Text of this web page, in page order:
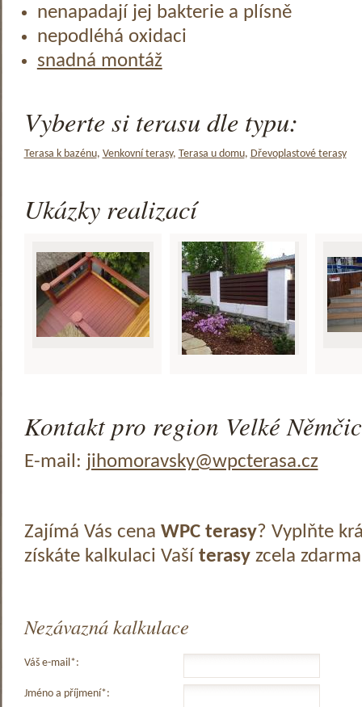
nenapadají jej bakterie a plísně
nepodléhá oxidaci
snadná montáž
Vyberte si terasu dle typu:
Terasa k bazénu, Venkovní terasy, Terasa u domu, Dřevoplastové terasy
Ukázky realizací
Kontakt pro region Velké
E-mail: jihomoravsky@wpcterasa.cz
Zajímá Vás cena WPC terasy? Vyplňte
získáte kalkulaci Vaší terasyzcela
Nezávazná kalkulace
Váš e-mail*:
Jméno a příjmení*: